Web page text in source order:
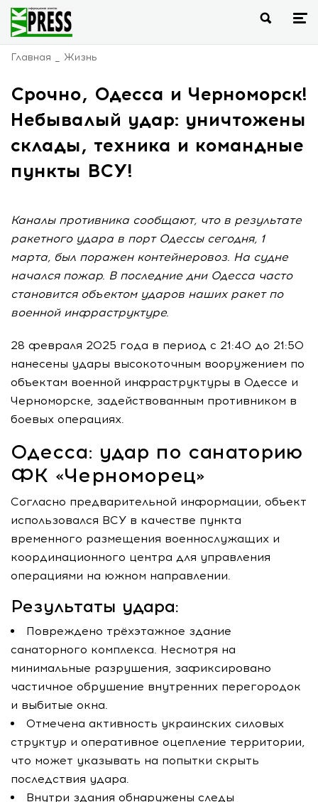
Главная Жизнь
Срочно, Одесса и Черноморск!
Небывалый удар: уничтожены
склады, техника и командные
пункты ВСУ!
Каналы противника сообщают, что в результате
ракетного удара в порт Одессы сегодня, 1
марта, был поражен контейнеровоз. На судне
начался пожар. В последние дни Одесса часто
становится объектом ударов наших ракет по
военной инфраструктуре.
28 февраля 2025 года в период с 21:40 до 21:50
нанесены удары высокоточным вооружением по
объектам военной инфраструктуры в Одессе и
Черноморске, задействованным противником в
боевых операциях.
Одесса: удар по санаторию
ФК «Черноморец»
Согласно предварительной информации, объект
использовался ВСУ в качестве пункта
временного размещения военнослужащих и
координационного центра для управления
операциями на южном направлении.
Результаты удара:
Повреждено трёхэтажное здание
санаторного комплекса. Несмотря на
минимальные разрушения, зафиксировано
частичное обрушение внутренних перегородок
и выбитые окна.
Отмечена активность украинских силовых
структур и оперативное оцепление территории,
что может указывать на попытки скрыть
последствия удара.
Внутри здания обнаружены следы